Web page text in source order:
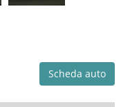
Scheda auto